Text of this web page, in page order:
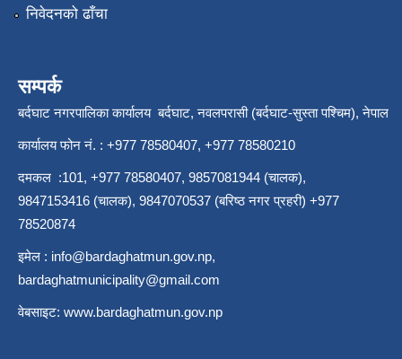
निवेदनको ढाँचा
सम्पर्क
बर्दघाट नगरपालिका कार्यालय बर्दघाट, नवलपरासी (बर्दघाट-सुस्ता पश्चिम), नेपाल
कार्यालय फोन नं. : +977 78580407, +977 78580210
दमकल :101, +977 78580407, 9857081944 (चालक),
9847153416 (चालक), 9847070537 (बरिष्ठ नगर प्रहरी) +977
78520874
इमेल : info@bardaghatmun.gov.np,
bardaghatmunicipality@gmail.com
वेबसाइट: www.bardaghatmun.gov.np